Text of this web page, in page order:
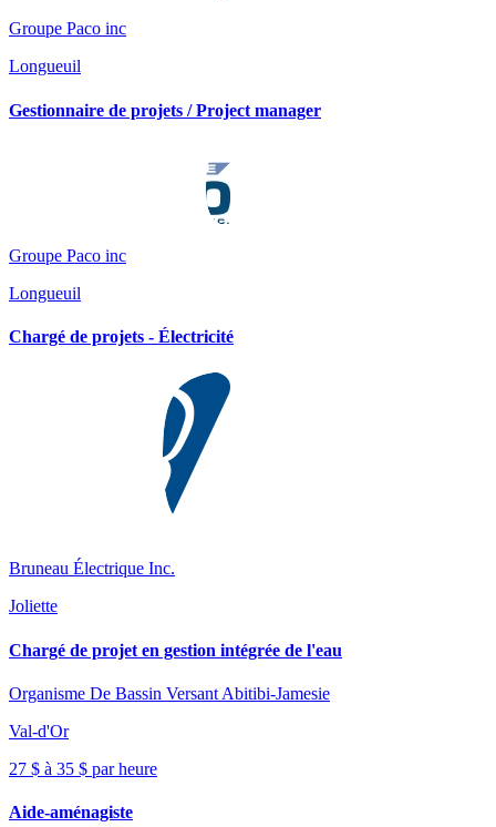
Groupe Paco inc
Longueuil
Gestionnaire de projets / Project manager
Groupe Paco inc
Longueuil
Chargé de projets - Électricité
Bruneau Électrique Inc.
Joliette
Chargé de projet en gestion intégrée de l'eau
Organisme De Bassin Versant Abitibi-Jamesie
Val-d'Or
27 $ à 35 $ par heure
Aide-aménagiste